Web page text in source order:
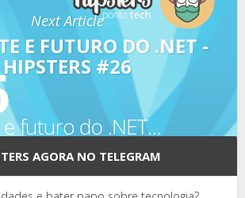
Next Article
E FUTURO DO .NET -
HIPSTERS #26
AGORA NO TELEGRAM